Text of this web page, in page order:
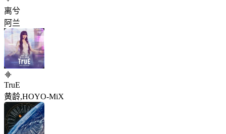
离兮
阿兰
TruE
黄龄,HOYO-MiX